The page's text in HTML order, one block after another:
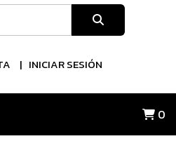
INICIAR SESIÓN
0